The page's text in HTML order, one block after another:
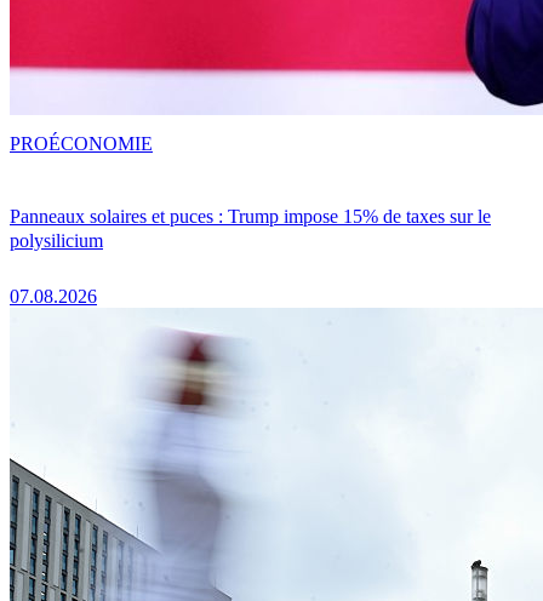
Panneaux solaires et puces : Trump impose 15% de taxes sur le
polysilicium
07.08.2026
PROÉCONOMIE